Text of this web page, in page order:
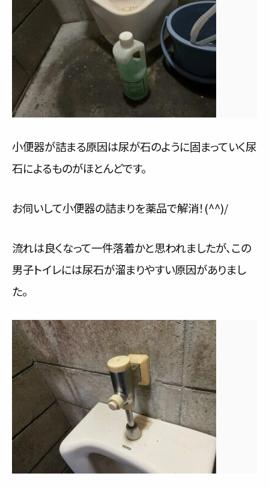
対応エリア
会社紹介
小便器が詰まる原因は尿が石のように固まっていく尿
石によるものがほとんどです。
お伺いして小便器の詰まりを薬品で解消！(^^)/
流れは良くなって一件落着かと思われましたが、この
男子トイレには尿石が溜まりやすい原因がありまし
た。